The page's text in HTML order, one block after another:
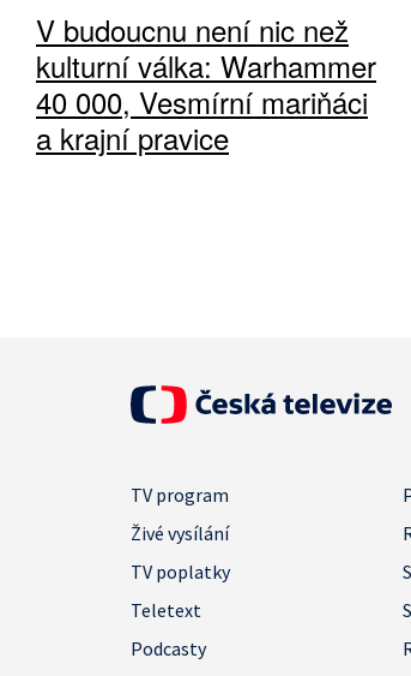
V budoucnu není nic než
kulturní válka: Warhammer
40 000, Vesmírní mariňáci
a krajní pravice
TV program
Živé vysílání
TV poplatky
Teletext
Podcasty